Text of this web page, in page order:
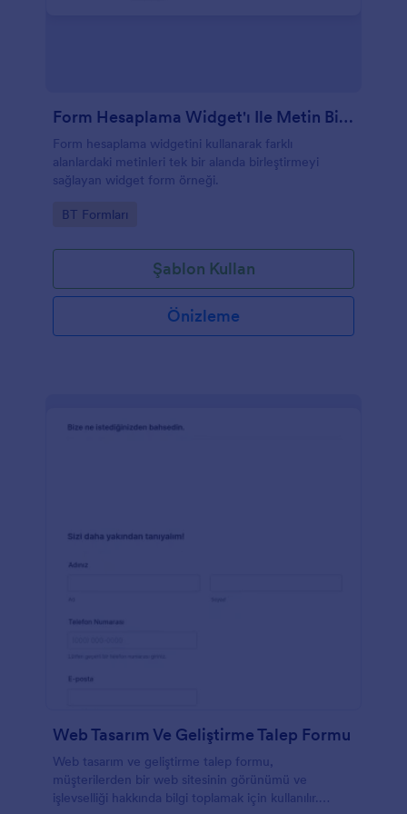
Form Hesaplama Widget'ı Ile Metin Birleştirme Formu
Form hesaplama widgetini kullanarak farklı
alanlardaki metinleri tek bir alanda birleştirmeyi
sağlayan widget form örneği.
Go to Category:
BT Formları
Şablon Kullan
Önizleme
Web Tasarım Ve Geliştirme Talep Formu
Web tasarım ve geliştirme talep formu,
müşterilerden bir web sitesinin görünümü ve
işlevselliği hakkında bilgi toplamak için kullanılır.